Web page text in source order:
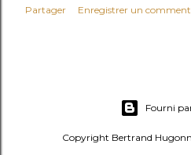
Partager Enregistrer un
Fourni
Copyright Bertrand